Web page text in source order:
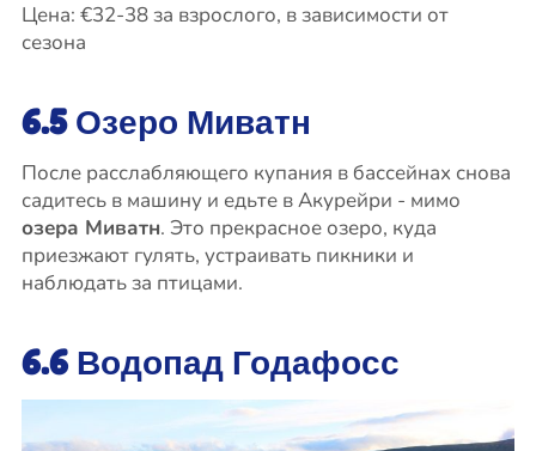
Цена: €32-38 за взрослого, в зависимости от
сезона
6.5 Озеро Миватн
После расслабляющего купания в бассейнах снова
садитесь в машину и едьте в Акурейри - мимо
озера Миватн. Это прекрасное озеро, куда
приезжают гулять, устраивать пикники и
наблюдать за птицами.
6.6 Водопад Годафосс